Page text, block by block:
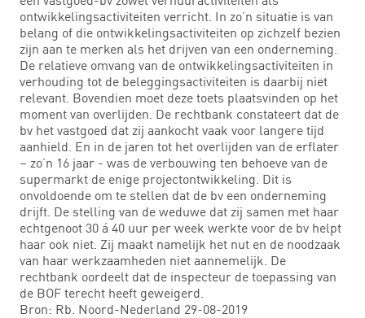
ontwikkelingsactiviteiten verricht. In zo’n situatie is van
belang of die ontwikkelingsactiviteiten op zichzelf bezien
zijn aan te merken als het drijven van een onderneming.
De relatieve omvang van de ontwikkelingsactiviteiten in
verhouding tot de beleggingsactiviteiten is daarbij niet
relevant. Bovendien moet deze toets plaatsvinden op het
moment van overlijden. De rechtbank constateert dat de
bv het vastgoed dat zij aankocht vaak voor langere tijd
aanhield. En in de jaren tot het overlijden van de erflater
– zo’n 16 jaar - was de verbouwing ten behoeve van de
supermarkt de enige projectontwikkeling. Dit is
onvoldoende om te stellen dat de bv een onderneming
drijft. De stelling van de weduwe dat zij samen met haar
echtgenoot 30 á 40 uur per week werkte voor de bv helpt
haar ook niet. Zij maakt namelijk het nut en de noodzaak
van haar werkzaamheden niet aannemelijk. De
rechtbank oordeelt dat de inspecteur de toepassing van
de BOF terecht heeft geweigerd.
Bron: Rb. Noord-Nederland 29-08-2019